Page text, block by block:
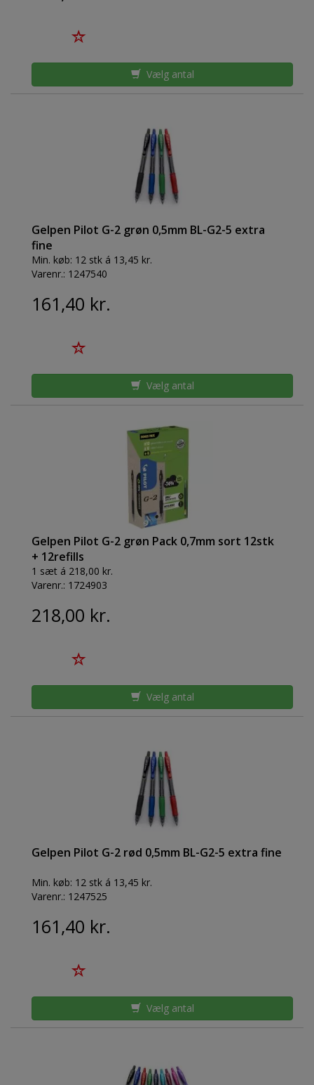
Vælg antal
Gelpen Pilot G-2 grøn 0,5mm BL-G2-5 extra
fine
Min. køb: 12 stk á 13,45 kr.
Varenr.: 1247540
161,40 kr.
Vælg antal
Gelpen Pilot G-2 grøn Pack 0,7mm sort 12stk
+ 12refills
1 sæt á 218,00 kr.
Varenr.: 1724903
218,00 kr.
Vælg antal
Gelpen Pilot G-2 rød 0,5mm BL-G2-5 extra fine
Min. køb: 12 stk á 13,45 kr.
Varenr.: 1247525
161,40 kr.
Vælg antal